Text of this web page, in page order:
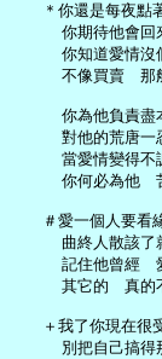
＊你還是每夜點
你期待他會回
你知道愛情沒
不像買賣　那
你為他負責盡
對他的荒唐一
當愛情變得不
你何必為他　
＃愛一個人要看
曲終人散該了
記住他曾經　
其它的　真的
＋我了你現在很
別把自己搞得